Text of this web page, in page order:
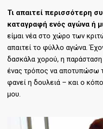
Τι απαιτεί περισσότερη
καταγραφή ενός αγώνα ή
είμαι νέα στο χώρο των
απαιτεί το φύλλο αγώνα.
δασκάλα χορού, η παράσταση
ένας τρόπος να αποτυπώσω
φανεί η δουλειά – και ο
μου.